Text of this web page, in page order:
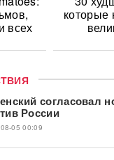
всех
которые
согласовал
России
05 00:09